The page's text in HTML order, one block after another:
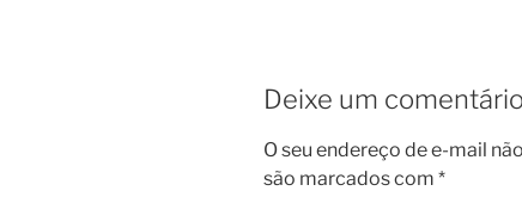
Deixe um comentário
O seu endereço de e-mail
são marcados com *